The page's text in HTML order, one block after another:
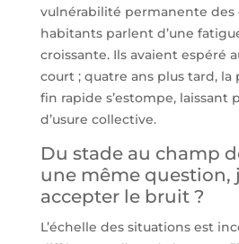
vulnérabilité permanente des
habitants parlent d’une
croissante. Ils avaient espéré
court ; quatre ans plus tard, la
fin rapide s’estompe, laissant
d’usure collective.
Du stade au champ
une même question,
accepter le bruit ?
L’échelle des situations est